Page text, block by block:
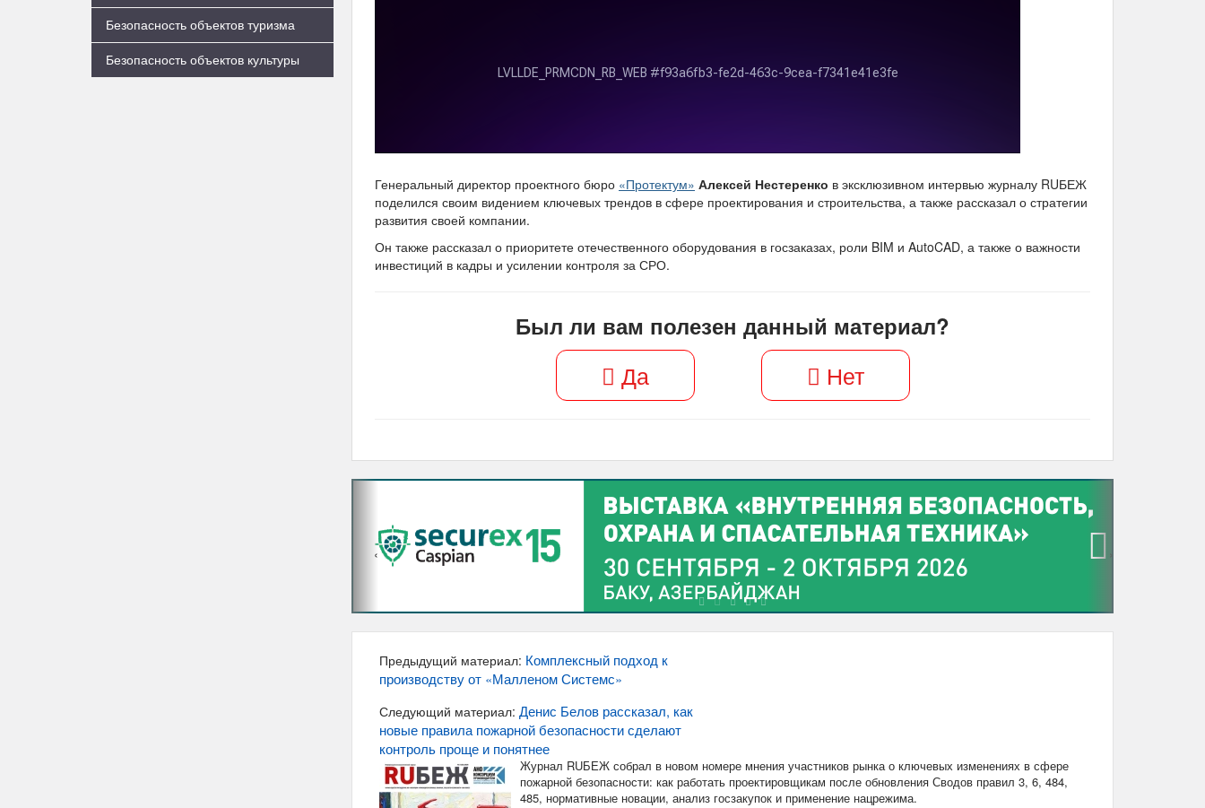
Безопасность объектов туризма
Безопасность объектов культуры
Генеральный директор проектного бюро «Протектум» Алексей Нестеренко в эксклюзивном интервью журналу RUБЕЖ
поделился своим видением ключевых трендов в сфере проектирования и строительства, а также рассказал о стратегии
развития своей компании.
Он также рассказал о приоритете отечественного оборудования в госзаказах, роли BIM и AutoCAD, а также о важности
инвестиций в кадры и усилении контроля за СРО.
Был ли вам полезен данный материал?
Да Нет
‹ ›
Предыдущий материал: Комплексный подход к
производству от «Малленом Системс»
Следующий материал: Денис Белов рассказал, как
новые правила пожарной безопасности сделают
контроль проще и понятнее
Журнал RUБЕЖ собрал в новом номере мнения участников рынка о ключевых изменениях в сфере
пожарной безопасности: как работать проектировщикам после обновления Сводов правил 3, 6, 484,
485, нормативные новации, анализ госзакупок и применение нацрежима.